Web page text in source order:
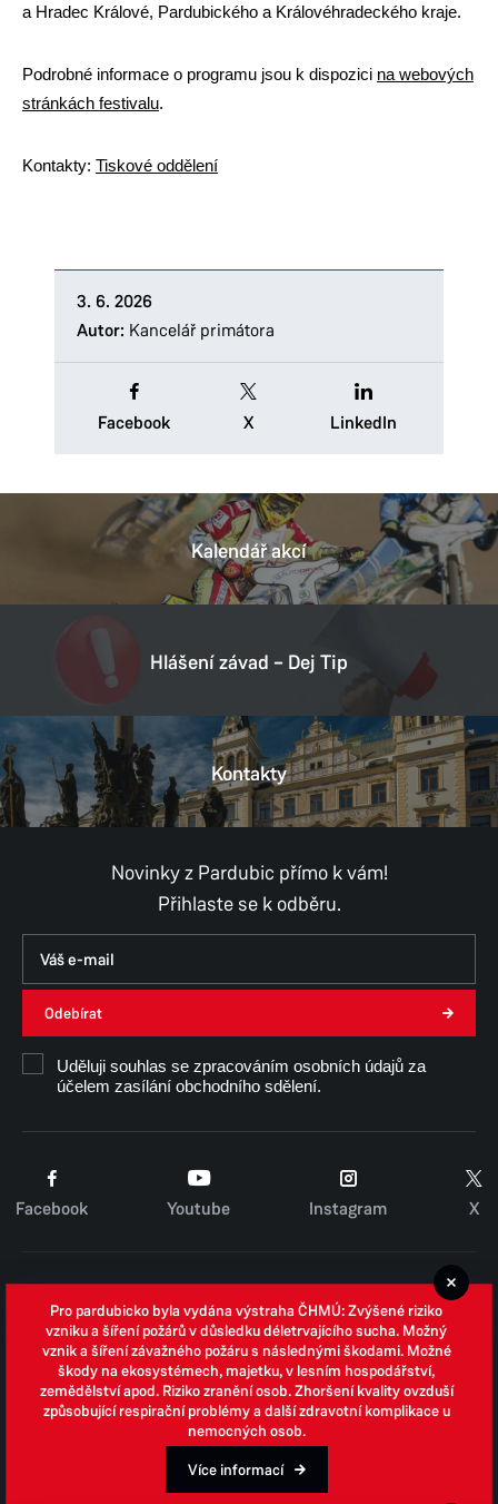
a Hradec Králové, Pardubického a Královéhradeckého kraje.
Podrobné informace o programu jsou k dispozici na webových
stránkách festivalu.
Kontakty: Tiskové oddělení
3. 6. 2026
Autor: Kancelář primátora
Facebook X LinkedIn
Kalendář akcí
Hlášení závad – Dej Tip
Kontakty
Novinky z Pardubic přímo k vám!
Přihlaste se k odběru.
Odebírat
Uděluji souhlas se zpracováním osobních údajů za
účelem zasílání obchodního sdělení.
Facebook Youtube Instagram X
Zpracování osobních údajů
Whistleblowing
Open data
Povinně zveřejňované informace
Prohlášení o přístupnosti
Pro pardubicko byla vydána výstraha ČHMÚ: Zvýšené riziko
vzniku a šíření požárů v důsledku déletrvajícího sucha. Možný
vznik a šíření závažného požáru s následnými škodami. Možné
škody na ekosystémech, majetku, v lesním hospodářství,
zemědělství apod. Riziko zranění osob. Zhoršení kvality ovzduší
způsobující respirační problémy a další zdravotní komplikace u
nemocných osob.
Více informací